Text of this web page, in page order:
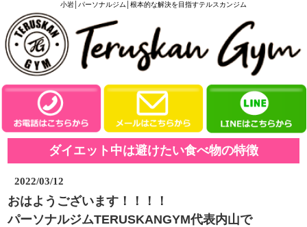
小岩│パーソナルジム│根本的な解決を目指すテルスカンジム
ダイエット中は避けたい食べ物の特徴
2022/03/12
おはようございます！！！！
パーソナルジムTERUSKANGYM代表内山で